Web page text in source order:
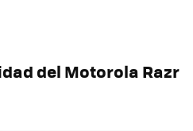
del Motorola Razr